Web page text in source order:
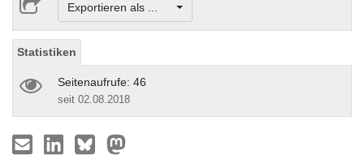
Exportieren als ...
Statistiken
Seitenaufrufe: 46
seit 02.08.2018